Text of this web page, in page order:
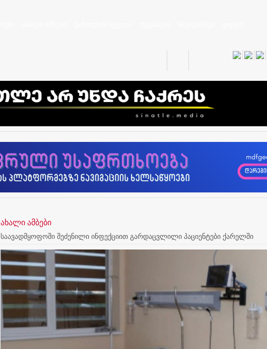
ახალი ამბები
საავადმყოფოში შეძენილი ინფექციით გარდაცვლილი პაციენტები ქარელში